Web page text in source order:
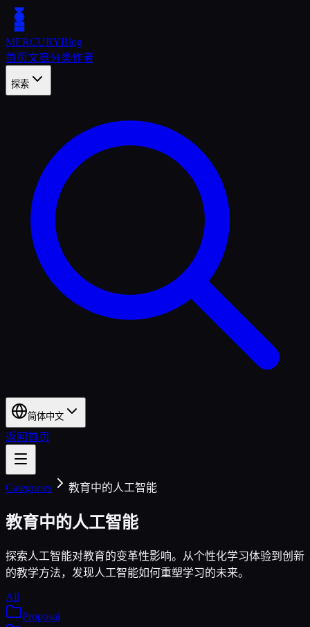
MERCURYBlog
首页文章分类作者
探索
简体中文
返回首页
Categories 教育中的人工智能
教育中的人工智能
探索人工智能对教育的变革性影响。从个性化学习体验到创新
的教学方法，发现人工智能如何重塑学习的未来。
All
Proposal